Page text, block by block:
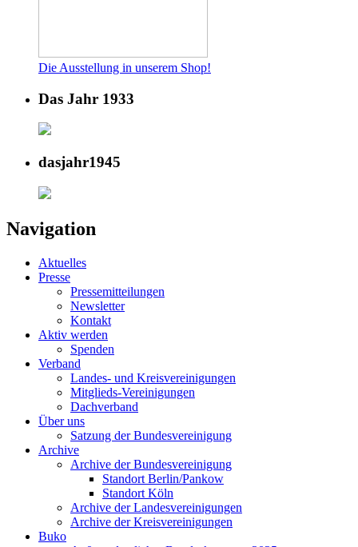
Die Ausstellung in unserem Shop!
Das Jahr 1933
dasjahr1945
Navigation
Aktuelles
Presse
Pressemitteilungen
Newsletter
Kontakt
Aktiv werden
Spenden
Verband
Landes- und Kreisvereinigungen
Mitglieds-Vereinigungen
Dachverband
Über uns
Satzung der Bundesvereinigung
Archive
Archive der Bundesvereinigung
Standort Berlin/Pankow
Standort Köln
Archive der Landesvereinigungen
Archive der Kreisvereinigungen
Buko